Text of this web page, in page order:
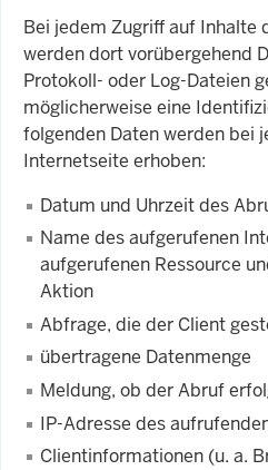
Bei jedem Zugriff auf Inhalte
werden dort vorübergehend
Protokoll- oder Log-Dateien
möglicherweise eine
folgenden Daten werden bei
Internetseite erhoben:
Datum und Uhrzeit des
Name des aufgerufenen
aufgerufenen Ressource
Aktion
Abfrage, die der Client
übertragene Datenmenge
Meldung, ob der Abruf
IP-Adresse des
Clientinformationen (u. a.